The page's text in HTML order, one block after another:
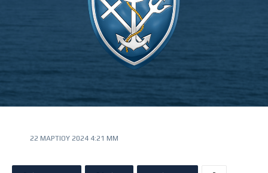
22 ΜΑΡΤΊΟΥ 2024 4:21 ΜΜ